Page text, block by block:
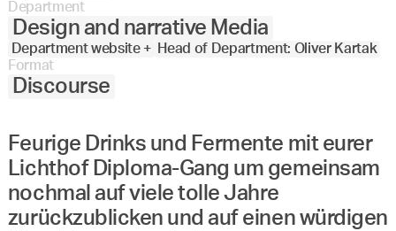
Department
Design and narrative Media
Department website +
Head of Department: Oliver Kartak
Format
Discourse
Feurige Drinks und Fermente mit eurer
Lichthof Diploma-Gang um gemeinsam
nochmal auf viele tolle Jahre
zurückzublicken und auf einen würdigen